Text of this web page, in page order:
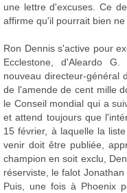
une lettre d'excuses. Ce
affirme qu'il pourrait bien
Ron Dennis s'active pour
Ecclestone, d'Aleardo
nouveau directeur-général
de l'amende de cent mille
le Conseil mondial qui a
et attend toujours que
15 février, à laquelle la
venir doit être publiée,
champion en soit exclu,
réserviste, le falot
Puis, une fois à Phoenix